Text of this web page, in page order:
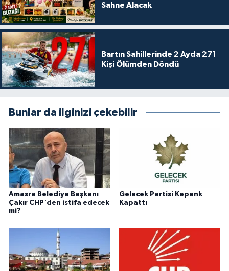
Sahne Alacak
Bartın Sahillerinde 2 Ayda 271
Kişi Ölümden Döndü
Bunlar da ilginizi çekebilir
Amasra Belediye Başkanı
Çakır CHP'den istifa edecek
mi?
Gelecek Partisi Kepenk
Kapattı